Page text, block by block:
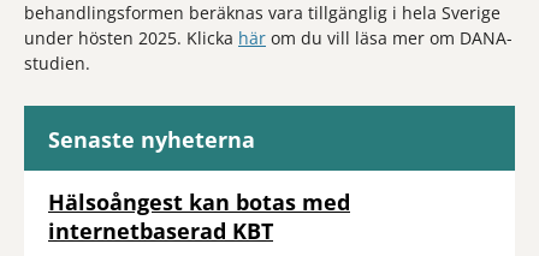
behandlingsformen beräknas vara tillgänglig i hela Sverige
under hösten 2025. Klicka här om du vill läsa mer om DANA-
studien.
Senaste nyheterna
Hälsoångest kan botas med
internetbaserad KBT